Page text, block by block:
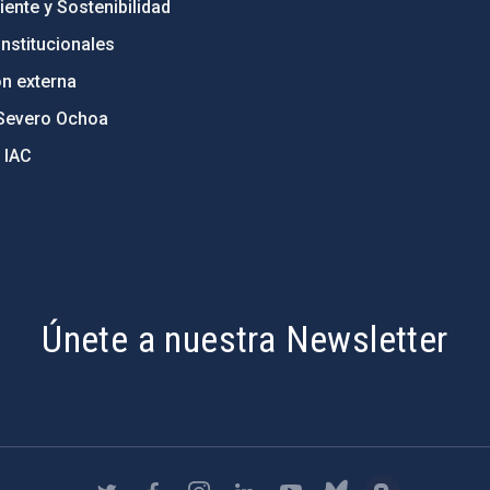
y Sostenibilidad
externa
Ochoa
Únete a nuestra Newsletter